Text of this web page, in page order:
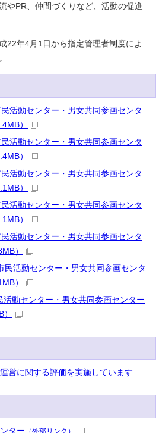
やPR、仲間づくりなど、活動の促進
22年4月1日から指定管理者制度によ
活動センター・男女共同参画センタ
）
活動センター・男女共同参画センタ
）
活動センター・男女共同参画センタ
）
活動センター・男女共同参画センタ
）
活動センター・男女共同参画センタ
）
民活動センター・男女共同参画センタ
）
動センター・男女共同参画センター
営に関する評価を実施しています
ター （外部リンク）